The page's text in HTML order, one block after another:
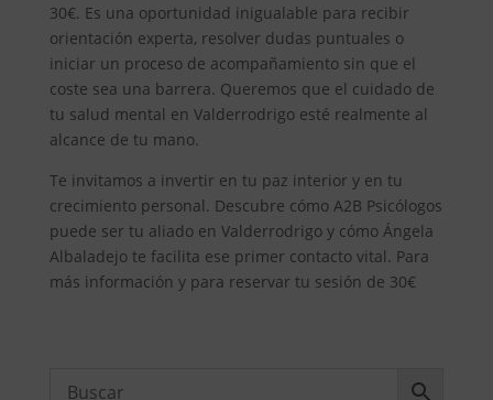
30€. Es una oportunidad inigualable para recibir
orientación experta, resolver dudas puntuales o
iniciar un proceso de acompañamiento sin que el
coste sea una barrera. Queremos que el cuidado de
tu salud mental en Valderrodrigo esté realmente al
alcance de tu mano.
Te invitamos a invertir en tu paz interior y en tu
crecimiento personal. Descubre cómo A2B Psicólogos
puede ser tu aliado en Valderrodrigo y cómo Ángela
Albaladejo te facilita ese primer contacto vital. Para
más información y para reservar tu sesión de 30€